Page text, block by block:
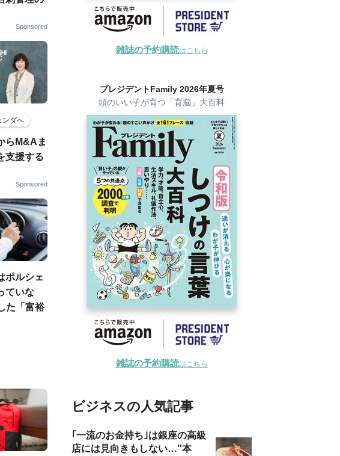
Sponsored
ンダへ
らM&Aま
支援する
Sponsored
ポルシェ
ていな
た「富裕
雑誌の予約購読はこちら
プレジデントFamily 2026年夏号
頭のいい子が育つ「育脳」大百科
雑誌の予約購読はこちら
ビジネスの人気記事
｢一流のお金持ち｣は銀座の高級
店には見向きもしない…"本